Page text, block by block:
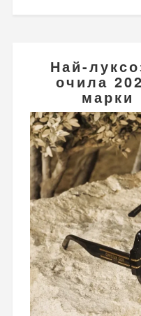
Най-
очила
марки